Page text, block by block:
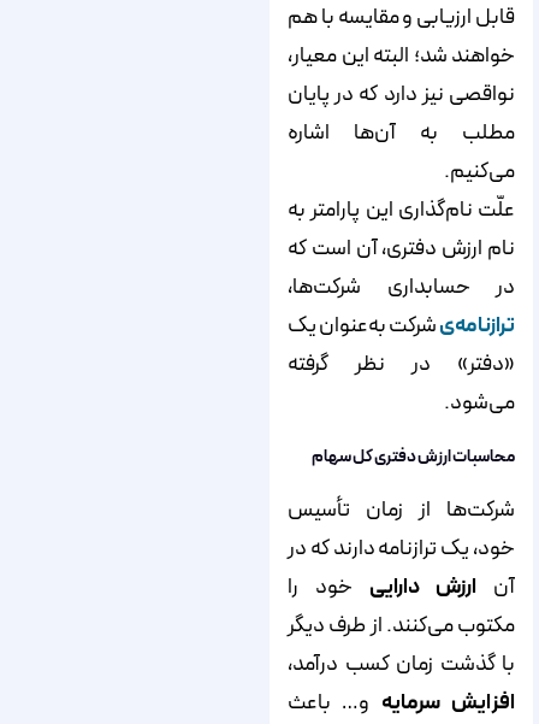
قابل ارزیابی و مقایسه با هم
خواهند شد؛ البته این معیار،
نواقصی نیز دارد که در پایان
مطلب به آن‌ها اشاره
می‌کنیم.
علّت نام‌گذاری این پارامتر به
نام ارزش دفتری، آن است که
در حسابداری شرکت‌ها،
ترازنامه‌یشرکت به‌عنوان یک
«دفتر» در نظر گرفته
می‌شود.
محاسبات ارزش دفتری کل سهام
شرکت‌ها از زمان تأسیس
خود، یک ترازنامه دارند که در
آن ارزش دارایی خود را
مکتوب می‌کنند. از طرف دیگر
با گذشت زمان کسب درآمد،
افزایش سرمایه و… باعث